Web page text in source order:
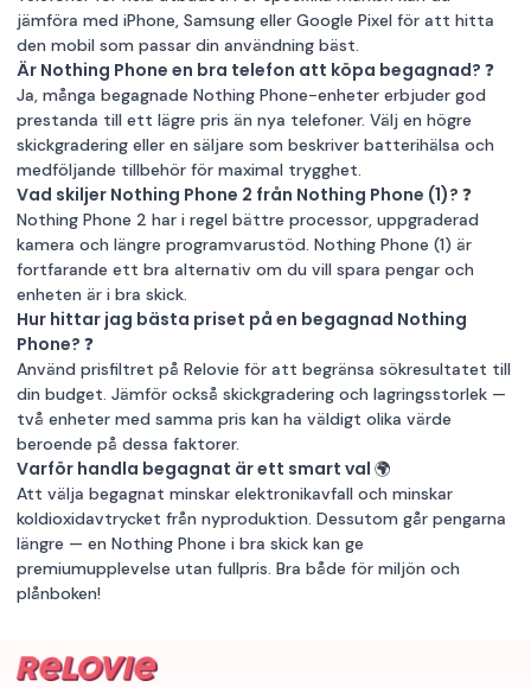
jämföra med iPhone, Samsung eller Google Pixel för att hitta
den mobil som passar din användning bäst.
Är Nothing Phone en bra telefon att köpa begagnad? ❓
Ja, många begagnade Nothing Phone-enheter erbjuder god
prestanda till ett lägre pris än nya telefoner. Välj en högre
skickgradering eller en säljare som beskriver batterihälsa och
medföljande tillbehör för maximal trygghet.
Vad skiljer Nothing Phone 2 från Nothing Phone (1)? ❓
Nothing Phone 2 har i regel bättre processor, uppgraderad
kamera och längre programvarustöd. Nothing Phone (1) är
fortfarande ett bra alternativ om du vill spara pengar och
enheten är i bra skick.
Hur hittar jag bästa priset på en begagnad Nothing
Phone? ❓
Använd prisfiltret på Relovie för att begränsa sökresultatet till
din budget. Jämför också skickgradering och lagringsstorlek —
två enheter med samma pris kan ha väldigt olika värde
beroende på dessa faktorer.
Varför handla begagnat är ett smart val 🌍
Att välja begagnat minskar elektronikavfall och minskar
koldioxidavtrycket från nyproduktion. Dessutom går pengarna
längre — en Nothing Phone i bra skick kan ge
premiumupplevelse utan fullpris. Bra både för miljön och
plånboken!